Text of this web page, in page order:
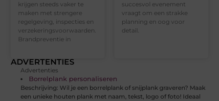
krijgen steeds vaker te
maken met strengere
regelgeving, inspecties en
verzekeringsvoorwaarden.
Brandpreventie in
succesvol evenement
vraagt om een strakke
planning en oog voor
detail.
ADVERTENTIES
Advertenties
Borrelplank personaliseren
Beschrijving: Wil je een borrelplank of snijplank graveren? Maak
een unieke houten plank met naam, tekst, logo of foto! Ideaal